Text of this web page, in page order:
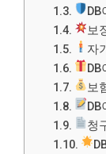
보
자
보
청